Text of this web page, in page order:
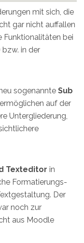
mit sich, die
gar nicht auffallen
Funktionalitäten bei
in der
sogenannte Sub
auf der
Untergliederung,
Texteditor in
Formatierungs-
Der
noch zur
aus Moodle